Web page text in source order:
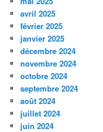
avril 2025
février 2025
janvier 2025
décembre 2024
novembre 2024
octobre 2024
septembre 2024
août 2024
juillet 2024
juin 2024